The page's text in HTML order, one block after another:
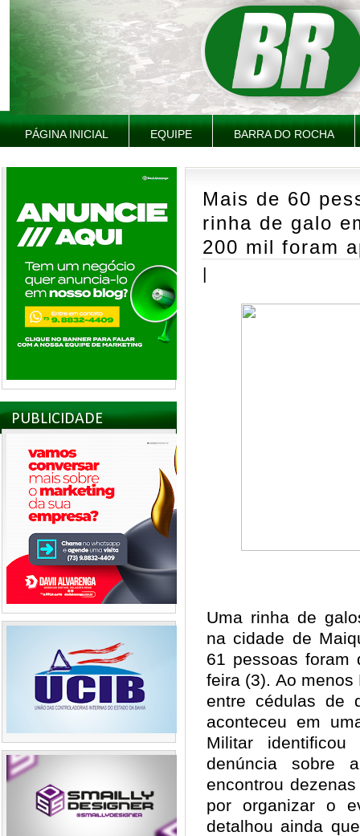
PÁGINA INICIAL EQUIPE BARRA DO ROCHA
PUBLICIDADE
Mais de 60
rinha de galo
200 mil foram
|
Uma rinha de
na cidade de
61 pessoas foram
feira (3). Ao
entre cédulas de
aconteceu em
Militar
denúncia sobre
encontrou
por organizar o
detalhou ainda